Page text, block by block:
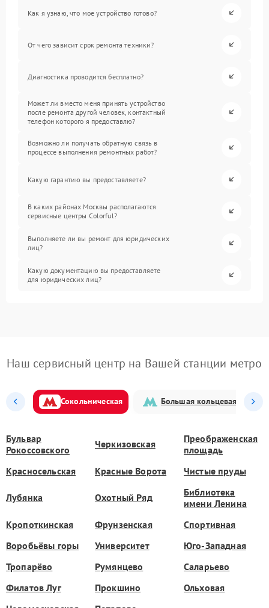
Как я узнаю, что мое устройство готово?
От чего зависит срок ремонта техники?
Диагностика проводится бесплатно?
Может ли вместо меня принять устройство
после ремонта другой человек, контактный
телефон которого я предоставлю?
Возможно ли получать обратную связь в
процессе выполнения ремонтных работ?
Какую гарантию вы предоставляете?
В каких районах Москвы располагаются
сервисные центры Colorful?
Выполняете ли вы ремонт для юридических
лиц?
Какую документацию вы предоставляете
для юридических лиц?
Наш сервисный центр на Вашей станции метро
Сокольническая Большая кольцевая
Бульвар
Рокоссовского
Черкизовская
Преображенская
площадь
Красносельская
Красные Ворота Чистые пруды
Лубянка Охотный Ряд
Библиотека
имени Ленина
Кропоткинская
Фрунзенская
Спортивная
Воробьёвы горы
Университет
Юго-Западная
Тропарёво
Румянцево
Саларьево
Филатов Луг
Прокшино
Ольховая